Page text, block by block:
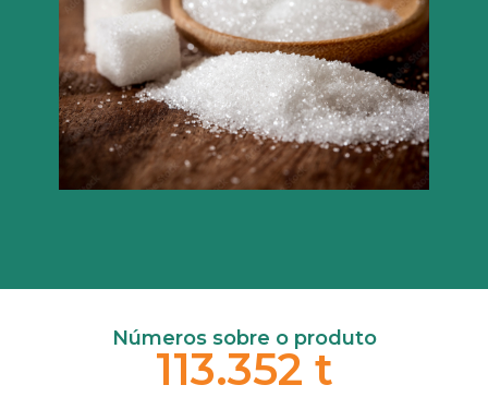
Números sobre o produto
113.352 t